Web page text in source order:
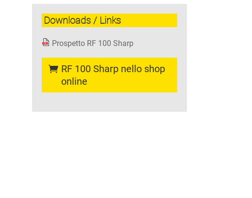
Downloads / Links
Prospetto RF 100 Sharp
RF 100 Sharp nello shop
online